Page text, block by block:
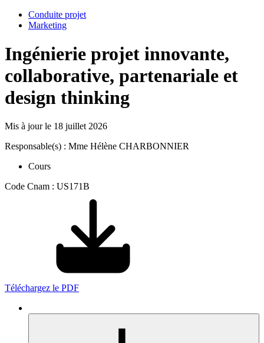
Conduite projet
Marketing
Ingénierie projet innovante,
collaborative, partenariale et
design thinking
Mis à jour le 18 juillet 2026
Responsable(s) : Mme Hélène CHARBONNIER
Cours
Code Cnam : US171B
Téléchargez le PDF